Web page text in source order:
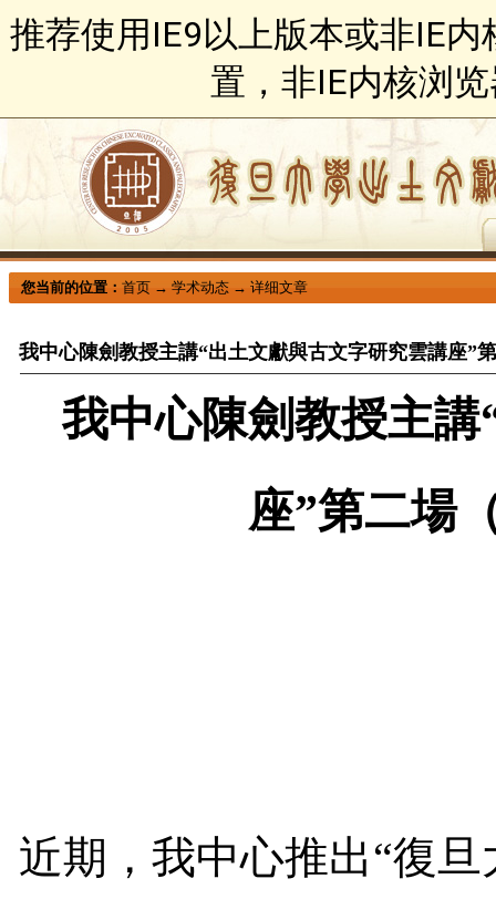
推荐使用IE9以上版本或非IE
置，非IE内核浏
您当前的位置：首页 →学术动态 →详细文章
我中心陳劍教授主講“出土文獻與古文字研究雲講座”
我中心陳劍教授主
座”第二場
近期，我中心推出“復